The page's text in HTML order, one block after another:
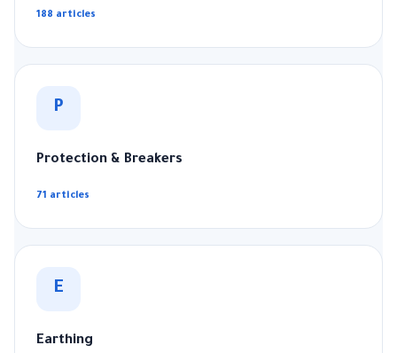
188 articles
P
Protection & Breakers
71 articles
E
Earthing